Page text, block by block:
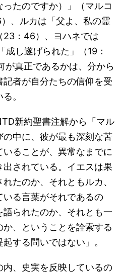
たのですか）」（マルコ
、ルカは「父よ、私の霊
23：46）、ヨハネでは
成し遂げられた」（19：
が真正であるかは、分から
者が自分たちの信仰を受
。
新約聖書注解から「マル
中に、彼が最も深刻な苦
ることが、異常なまでに
されている。イエスは果
たのか、それともルカ、
いる言葉がそれであるの
られたのか、それとも一
、ということを詮索する
する問いではない」。
内、史実を反映しているの